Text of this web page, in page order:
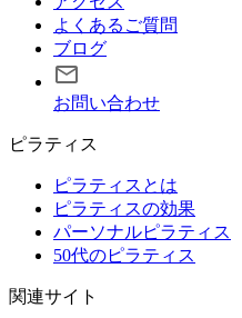
よくあるご質問
ブログ
お問い合わせ
ピラティス
ピラティスとは
ピラティスの効果
パーソナルピラティス
50代のピラティス
関連サイト